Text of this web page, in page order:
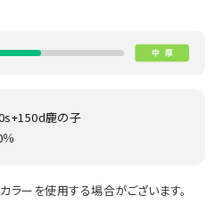
鹿の子
ーを使用する場合がございます。